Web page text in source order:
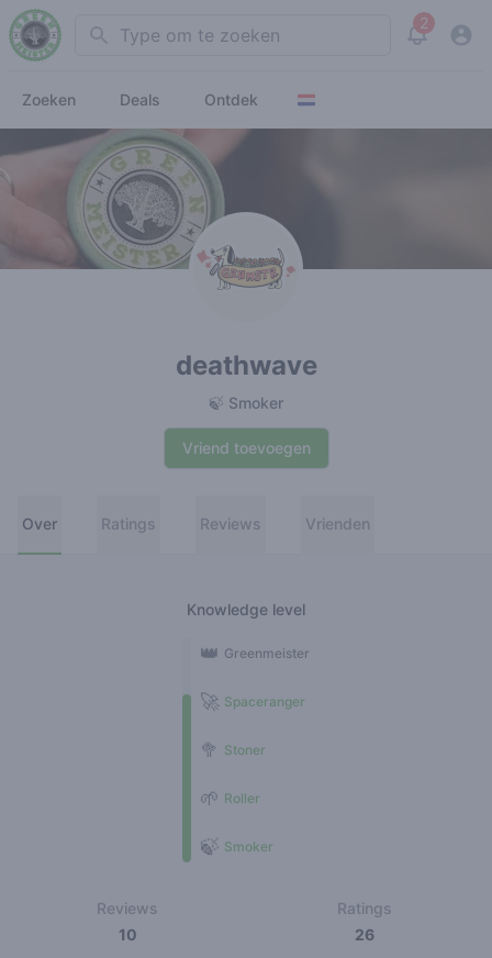
Search 2
View
Zoeken Deals Ontdek
deathwave
🍃 Smoker
Vriend toevoegen
Over Ratings Reviews Vrienden
Knowledge level
🍃 Smoker
🌱 Roller
🥦 Stoner
🚀 Spaceranger
👑 Greenmeister
Reviews
10
Ratings
26